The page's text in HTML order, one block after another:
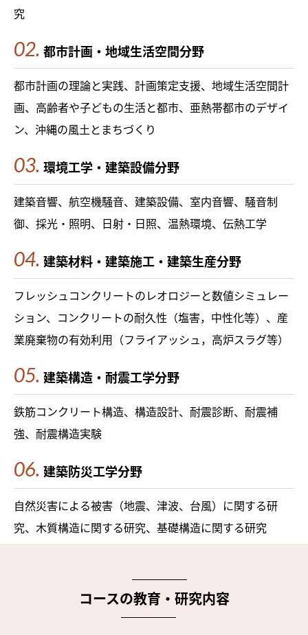
究
都市計画・地域生活空間分野
都市計画の理論と実践、計画策定支援、地域生活空間計
画、高齢者や子どもの生活と都市、亜熱帯都市のデザイ
ン、沖縄の風土とまちづくり
環境工学・建築設備分野
建築音響、航空機騒音、建築設備、室内音響、騒音制
御、採光・照明、日射・日照、温熱環境、伝熱工学
建築材料・建築施工・建築生産分野
フレッシュコンクリートのレオロジーと数値シミュレー
ション、コンクリートの耐久性（塩害，中性化等）、産
業廃棄物の有効利用（フライアッシュ，高炉スラグ等）
建築構造・耐震工学分野
鉄筋コンクリート構造、構造設計、耐震診断、耐震補
強、耐震構造実験
建築防災工学分野
自然災害による被害（地震、津波、台風）に関する研
究、木質構造に関する研究、基礎構造に関する研究
コースの教育・研究内容